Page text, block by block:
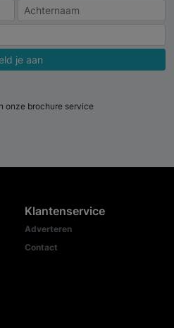
je aan
onze brochure service
Klantenservice
Adverteren
Contact